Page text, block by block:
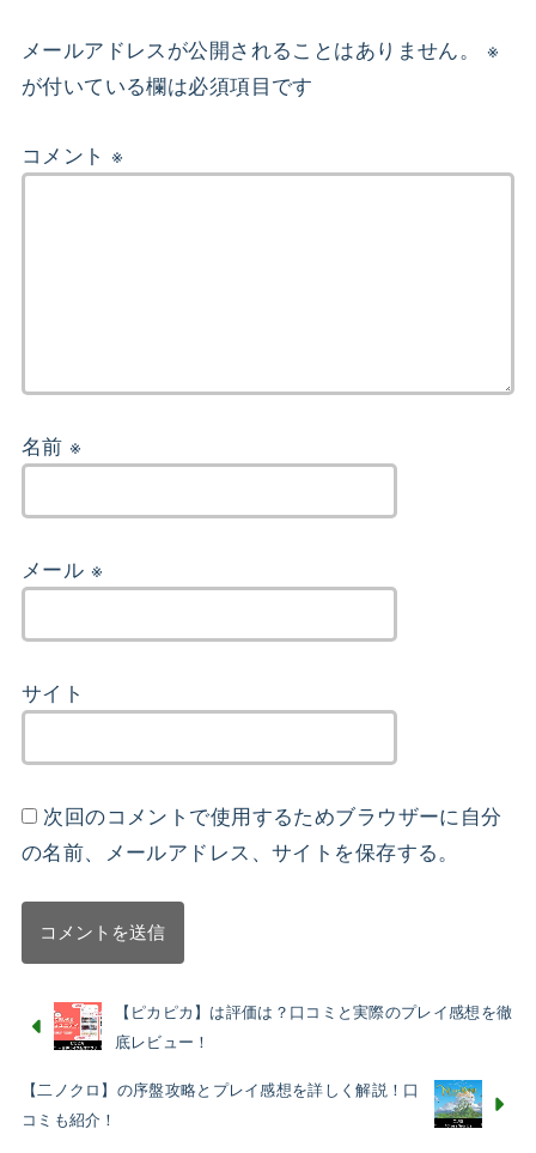
メールアドレスが公開されることはありません。
※
が付いている欄は必須項目です
コメント※
名前※
メール ※
サイト
次回のコメントで使用するためブラウザーに自分
の名前、メールアドレス、サイトを保存する。
【ピカピカ】は評価は？口コミと実際のプレイ感想を徹
底レビュー！
【二ノクロ】の序盤攻略とプレイ感想を詳しく解説！口
コミも紹介！